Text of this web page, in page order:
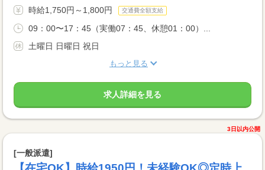
時給1,750円～1,800円 交通費全額支給
09：00〜17：45（実働07：45、休憩01：00）...
土曜日 日曜日 祝日
もっと見る
求人詳細を見る
3日以内公開
[一般派遣]